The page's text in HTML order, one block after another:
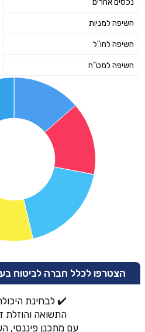
חשיפה למניות
חשיפה לחו"ל
חשיפה למט"ח
הצטרפו לכלל חברה לביטוח בע"מ
✔️ לבחינת
התשואה והוזלת
עם מתכנן פיננסי,